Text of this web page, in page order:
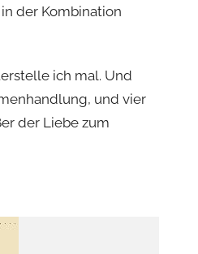
der Kombination
ich mal. Und
und vier
der Liebe zum